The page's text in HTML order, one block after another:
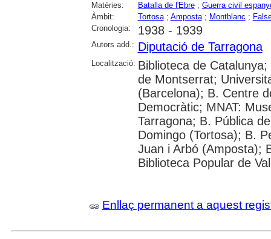
Matèries: Batalla de l'Ebre; Guerra civil
Àmbit:
Tortosa; Amposta; Montblanc ;
Cronologia:
1938 - 1939
Autors add.: Diputació de Tarragona
Localització: Biblioteca de
de Montserrat;
(Barcelona); B. Centre
Democràtic; MNAT:
Tarragona; B. Pública
Domingo (Tortosa); B.
Juan i Arbó (Amposta);
Biblioteca Popular de
Enllaç permanent a aquest